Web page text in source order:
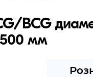
BCG
мм